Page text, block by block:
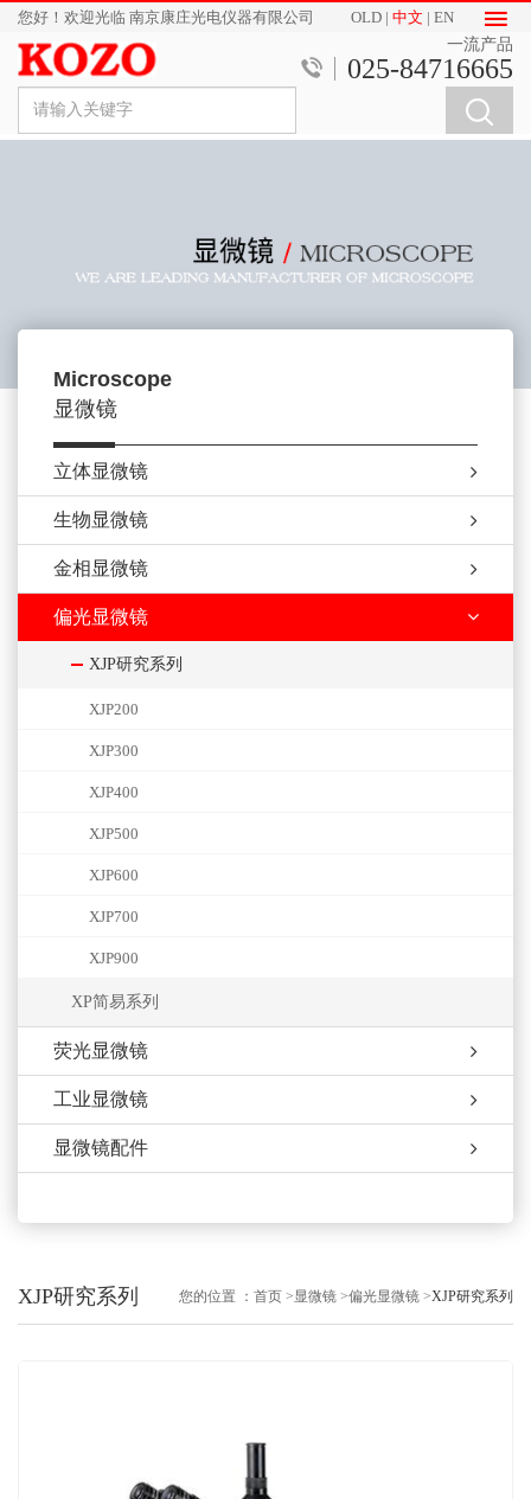
您好！欢迎光临 南京康庄光电仪器有限公司 OLD | 中文 | EN
一流产品
025-84716665
Microscope
显微镜
立体显微镜
生物显微镜
金相显微镜
偏光显微镜
XJP研究系列
XJP200
XJP300
XJP400
XJP500
XJP600
XJP700
XJP900
XP简易系列
荧光显微镜
工业显微镜
显微镜配件
XJP研究系列 您的位置 ： 首页 >显微镜 >偏光显微镜 >XJP研究系列